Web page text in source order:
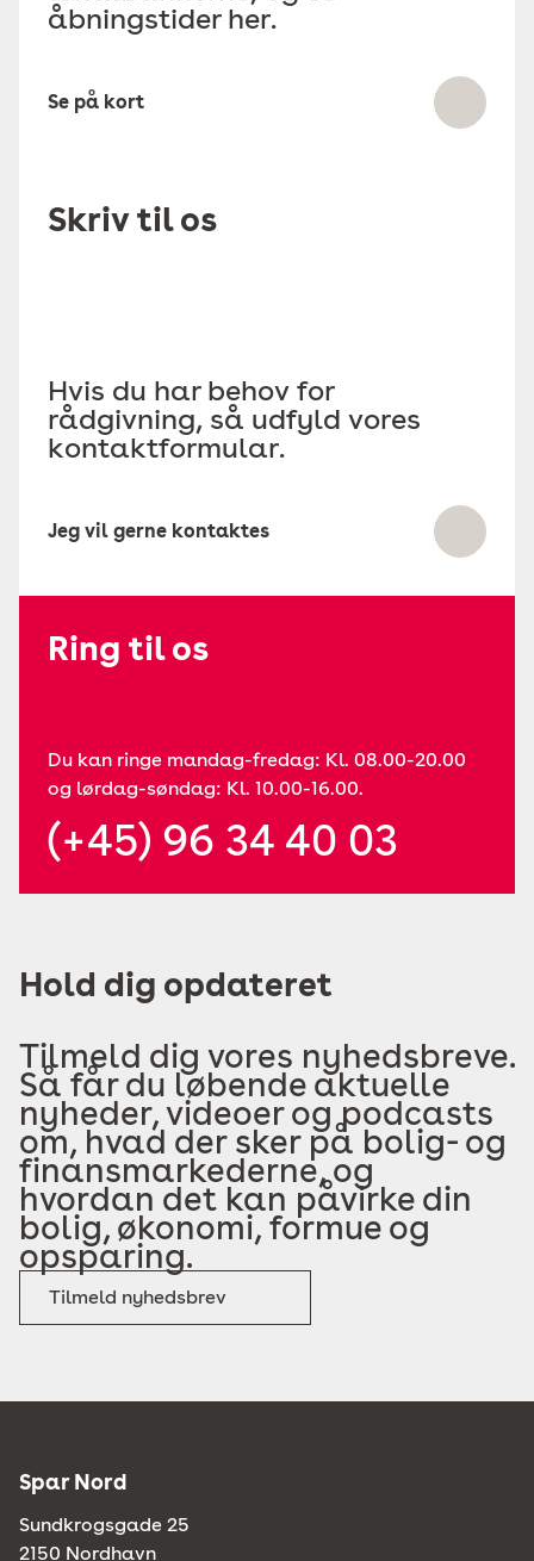
åbningstider her.
Se på kort
Skriv til os
Hvis du har behov for
rådgivning, så udfyld vores
kontaktformular.
Jeg vil gerne kontaktes
Ring til os
Du kan ringe mandag-fredag: Kl. 08.00-20.00
og lørdag-søndag: Kl. 10.00-16.00.
(+45) 96 34 40 03
Hold dig opdateret
Tilmeld dig vores nyhedsbreve.
Så får du løbende aktuelle
nyheder, videoer og podcasts
om, hvad der sker på bolig- og
finansmarkederne, og
hvordan det kan påvirke din
bolig, økonomi, formue og
opsparing.
Tilmeld nyhedsbrev
Spar Nord
Sundkrogsgade 25
2150 Nordhavn